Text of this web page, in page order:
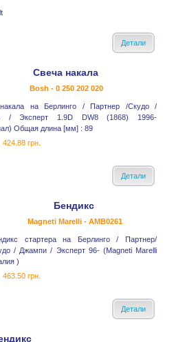
Детали
Свеча накала
Bosh - 0 250 202 020
на Берлинго / Партнер /Скудо /
/ Эксперт 1.9D DW8 (1868) 1996-
Общая длина [мм] : 89
424.88 грн.
Детали
Бендикс
Magneti Marelli - AMB0261
стартера на Берлинго / Партнер/
/ Джампи / Эксперт 96- (Magneti Marelli
)
463.50 грн.
Детали